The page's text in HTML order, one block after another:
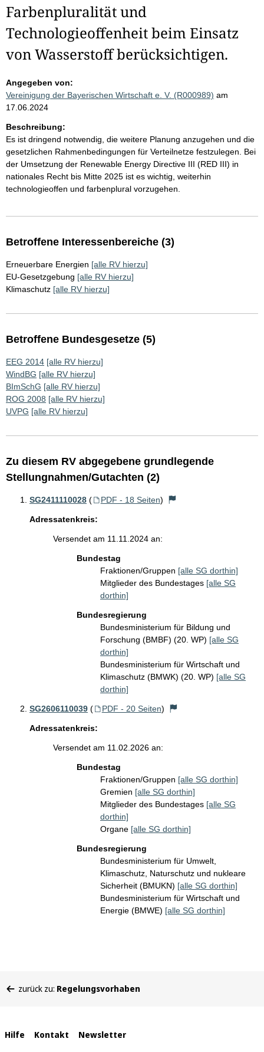
Farbenpluralität und
Technologieoffenheit beim Einsatz
von Wasserstoff berücksichtigen.
Angegeben von:
Vereinigung der Bayerischen Wirtschaft e. V. (R000989) am
17.06.2024
Beschreibung:
Es ist dringend notwendig, die weitere Planung anzugehen und die
gesetzlichen Rahmenbedingungen für Verteilnetze festzulegen. Bei
der Umsetzung der Renewable Energy Directive III (RED III) in
nationales Recht bis Mitte 2025 ist es wichtig, weiterhin
technologieoffen und farbenplural vorzugehen.
Betroffene Interessenbereiche (3)
Erneuerbare Energien [alle RV hierzu]
EU-Gesetzgebung [alle RV hierzu]
Klimaschutz [alle RV hierzu]
Betroffene Bundesgesetze (5)
EEG 2014 [alle RV hierzu]
WindBG [alle RV hierzu]
BImSchG [alle RV hierzu]
ROG 2008 [alle RV hierzu]
UVPG [alle RV hierzu]
Zu diesem RV abgegebene grundlegende
Stellungnahmen/Gutachten (2)
SG2411110028 ( PDF - 18 Seiten)
Adressatenkreis:
Versendet am 11.11.2024 an:
Bundestag
Fraktionen/Gruppen [alle SG dorthin]
Mitglieder des Bundestages [alle SG
dorthin]
Bundesregierung
Bundesministerium für Bildung und
Forschung (BMBF) (20. WP) [alle SG
dorthin]
Bundesministerium für Wirtschaft und
Klimaschutz (BMWK) (20. WP) [alle SG
dorthin]
SG2606110039 ( PDF - 20 Seiten)
Adressatenkreis:
Versendet am 11.02.2026 an:
Bundestag
Fraktionen/Gruppen [alle SG dorthin]
Gremien [alle SG dorthin]
Mitglieder des Bundestages [alle SG
dorthin]
Organe [alle SG dorthin]
Bundesregierung
Bundesministerium für Umwelt,
Klimaschutz, Naturschutz und nukleare
Sicherheit (BMUKN) [alle SG dorthin]
Bundesministerium für Wirtschaft und
Energie (BMWE) [alle SG dorthin]
befinden
zurück zu: Regelungsvorhaben
Interne
Hilfe Kontakt Newsletter